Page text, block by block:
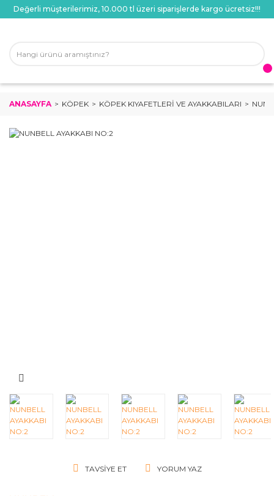
Değerli müşterilerimiz, 10.000 tl üzeri siparişlerde kargo ücretsiz!!!
ANASAYFA KÖPEK KÖPEK KIYAFETLERI VE AYAKKABILARI
TAVSIYE ET YORUM YAZ